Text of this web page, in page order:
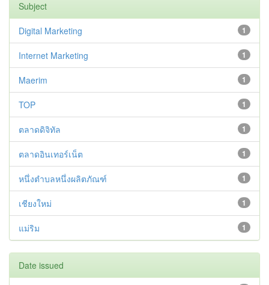
Subject
1
Digital Marketing
1
Internet Marketing
1
Maerim
1
TOP
1
ตลาดดิจิทัล
1
ตลาดอินเทอร์เน็ต
1
หนึ่งตำบลหนึ่งผลิตภัณฑ์
1
เชียงใหม่
1
แม่ริม
Date issued